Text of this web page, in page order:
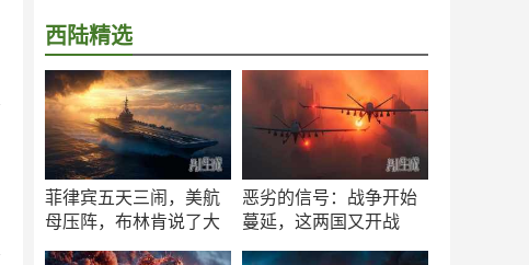
西陆精选
菲律宾五天三闹，美航
母压阵，布林肯说了大
恶劣的信号：战争开始
蔓延，这两国又开战